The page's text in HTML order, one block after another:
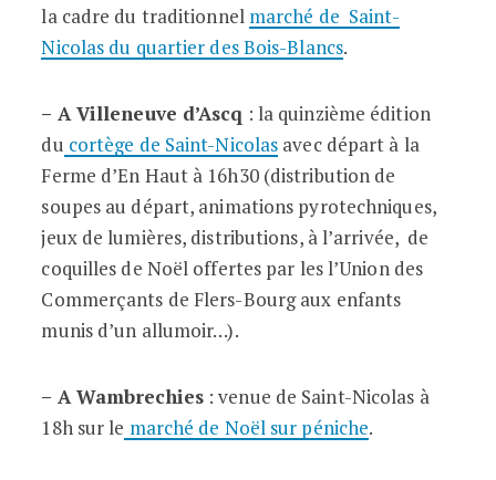
la cadre du traditionnel marché de Saint-
Nicolas du quartier des Bois-Blancs.
– A Villeneuve d’Ascq : la quinzième édition
du cortège de Saint-Nicolas avec départ à la
Ferme d’En Haut à 16h30 (distribution de
soupes au départ, animations pyrotechniques,
jeux de lumières, distributions, à l’arrivée, de
coquilles de Noël offertes par les l’Union des
Commerçants de Flers-Bourg aux enfants
munis d’un allumoir…).
– A Wambrechies: venue de Saint-Nicolas à
18h sur le marché de Noël sur péniche.